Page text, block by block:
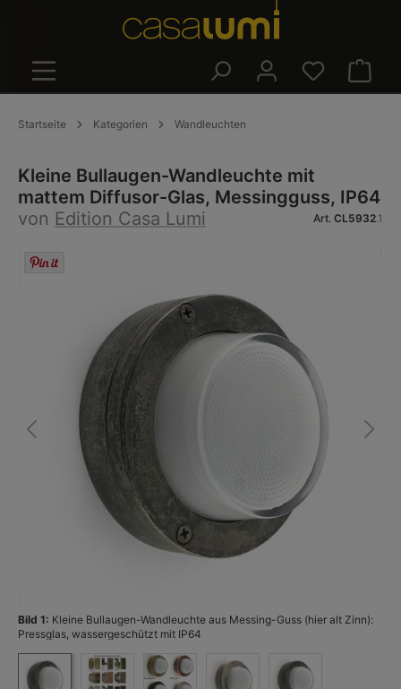
Startseite Kategorien Wandleuchten
Kleine Bullaugen-Wandleuchte mit
mattem Diffusor-Glas, Messingguss, IP64
von Edition Casa Lumi Art. CL5932.1
Bildergalerie überspringen
Bild 1: Kleine Bullaugen-Wandleuchte aus Messing-Guss (hier alt Zinn):
Pressglas, wassergeschützt mit IP64